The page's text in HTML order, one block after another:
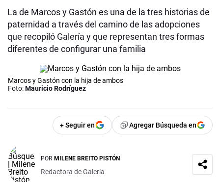
La de Marcos y Gastón es una de la tres historias de
paternidad a través del camino de las adopciones
que recopiló Galería y que representan tres formas
diferentes de configurar una familia
Marcos y Gastón con la hija de ambos
Foto:Mauricio Rodríguez
+ Seguir en Agregar Búsqueda en
POR MILENE BREITO PISTÓN
Redactora de Galería